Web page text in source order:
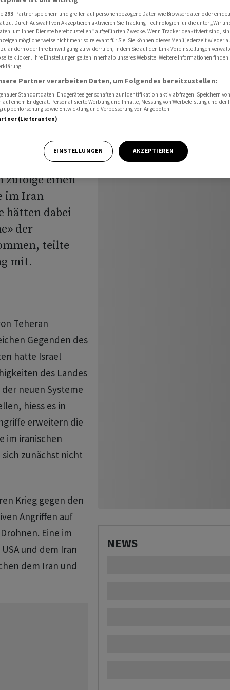
genommen
im
zufolge einen
im Iran
hätten dabei
der
teilte
mit.
Teheran
Gegenden des
hatte Israel
des Landes
neuen Systeme
hiess es in
erweitern die
im iranischen
sich zunächst nicht
Krieg gegen den
Angriffen auf
Eine im
und dem Iran
dem Iran und
NEWS
293-Partner speichern und greifen auf personenbezogene Daten wie Browserdaten oder
zu. Durch Auswahl von Akzeptieren aktivieren Sie Tracking-Technologien für die unter „Wir
um Ihnen Dienste bereitzustellen“ aufgeführten Zwecke. Wenn Tracker deaktiviert sind,
möglicherweise nicht mehr so relevant für Sie. Sie können dieses Menü jederzeit wieder
ändern oder Ihre Einwilligung zu widerrufen, indem Sie auf den Link Voreinstellungen
klicken. Ihre Einstellungen gelten innerhalb unseres Website. Weitere Informationen finden
Partner verarbeiten Daten, um Folgendes bereitzustellen:
Standortdaten. Endgeräteeigenschaften zur Identifikation aktiv abfragen. Speichern
einem Endgerät. Personalisierte Werbung und Inhalte, Messung von Werbeleistung und der
sowie Entwicklung und Verbesserung von Angeboten.
(Lieferanten)
EINSTELLUNGEN AKZEPTIEREN